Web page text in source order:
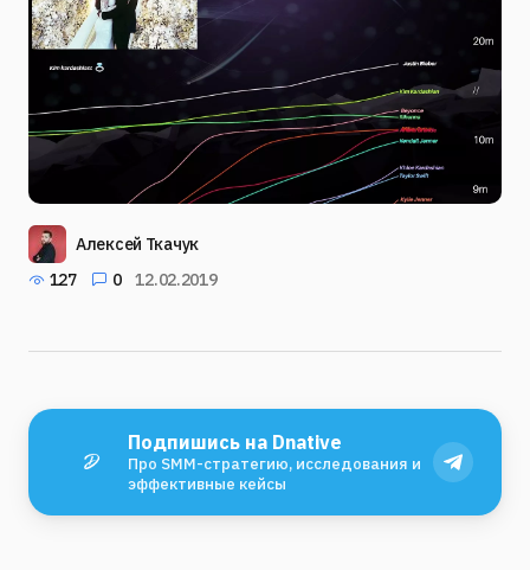
Алексей Ткачук
127
0 12.02.2019
Подпишись на Dnative
Про SMM-стратегию, исследования и
эффективные кейсы